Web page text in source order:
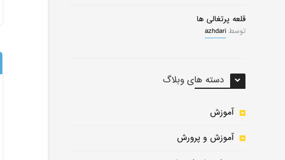
قلعه پرتغالی ها
توسط azhdari
دسته های وبلاگ
آموزش
آموزش و پرورش